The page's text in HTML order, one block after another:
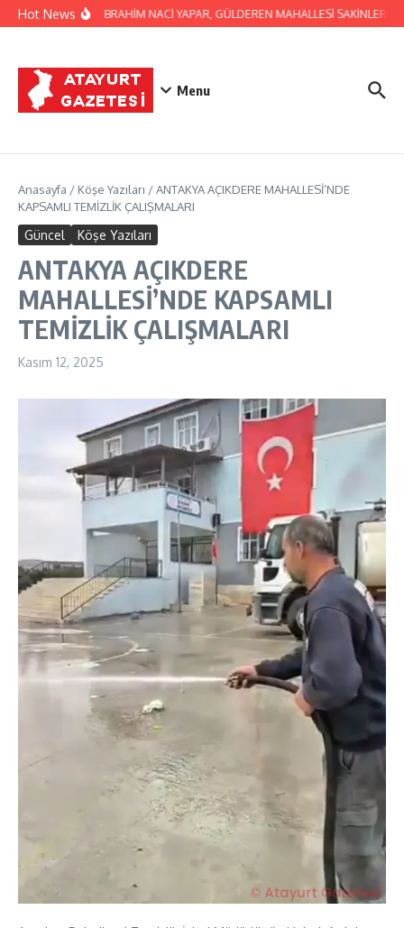
İçeriğe atla
Hot NewsBAŞKAN İBRAHİM NACİ YAPAR, GÜLDEREN MAHALLESİ SAKİNLERİNİ
Menu
Anasayfa / Köşe Yazıları /ANTAKYA AÇIKDERE MAHALLESİ’NDE
KAPSAMLI TEMİZLİK ÇALIŞMALARI
Güncel Köşe Yazıları
ANTAKYA AÇIKDERE
MAHALLESİ’NDE KAPSAMLI
TEMİZLİK ÇALIŞMALARI
Kasım 12, 2025